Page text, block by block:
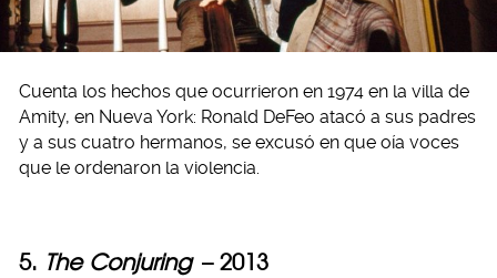
Cuenta los hechos que ocurrieron en 1974 en la villa de
Amity, en Nueva York: Ronald DeFeo atacó a sus padres
y a sus cuatro hermanos, se excusó en que oía voces
que le ordenaron la violencia.
5. The Conjuring – 2013